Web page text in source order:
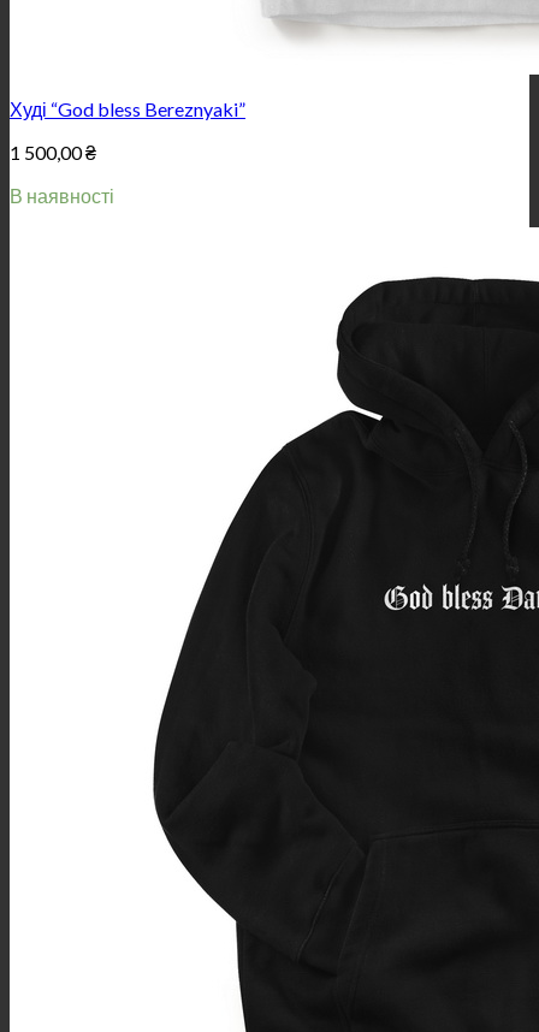
Худі “God bless Bereznyaki”
1 500,00₴
В наявності